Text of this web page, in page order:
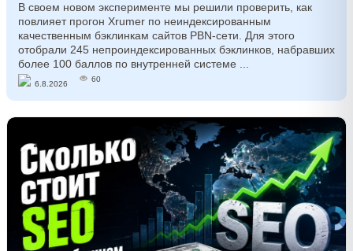
В своем новом эксперименте мы решили проверить, как
повлияет прогон Xrumer по неиндексированным
качественным бэклинкам сайтов PBN-сети. Для этого
отобрали 245 непроиндексированных бэклинков, набравших
более 100 баллов по внутренней системе ...
6.8.2026
60